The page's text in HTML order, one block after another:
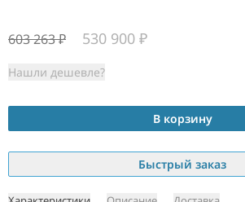
603 263₽ 530 900 ₽
Нашли дешевле?
В корзину
Быстрый заказ